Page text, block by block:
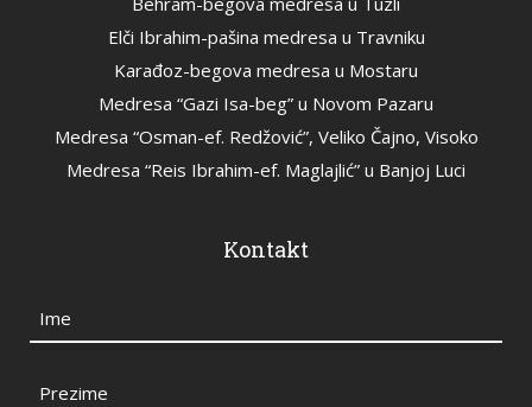
Elči Ibrahim-pašina medresa u Travniku
Karađoz-begova medresa u Mostaru
Medresa “Gazi Isa-beg” u Novom Pazaru
Medresa “Osman-ef. Redžović”, Veliko Čajno, Visoko
Medresa “Reis Ibrahim-ef. Maglajlić” u Banjoj Luci
Kontakt
Ime
Prezime